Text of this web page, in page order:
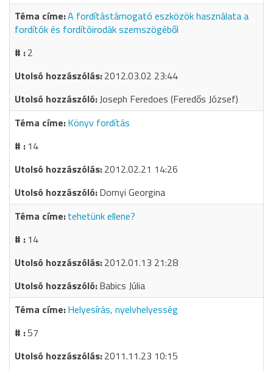
A fordítástámogató eszközök használata a
fordítók és fordítóirodák szemszögéből
2
2012.03.02 23:44
Joseph Feredoes (Feredős József)
Könyv fordítás
14
2012.02.21 14:26
Dornyi Georgina
tehetünk ellene?
14
2012.01.13 21:28
Babics Júlia
Helyesírás, nyelvhelyesség
57
2011.11.23 10:15